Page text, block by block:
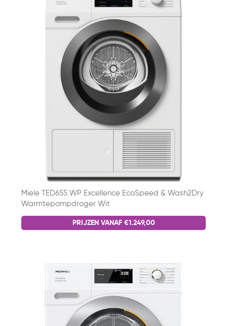
Miele TED655 WP Excellence EcoSpeed & Wash2Dry
Warmtepompdroger Wit
PRIJZEN VANAF €1.249,00